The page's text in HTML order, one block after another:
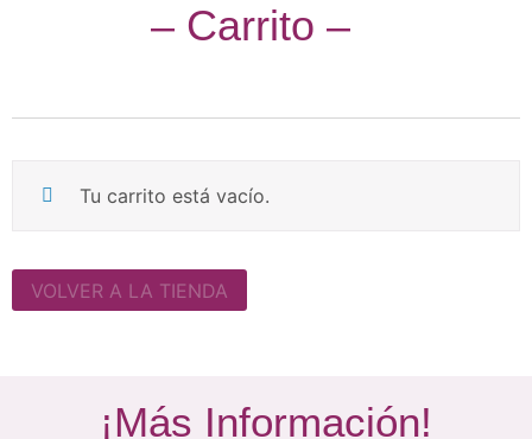
‒ Carrito ‒
Tu carrito está vacío.
VOLVER A LA TIENDA
¡Más Información!